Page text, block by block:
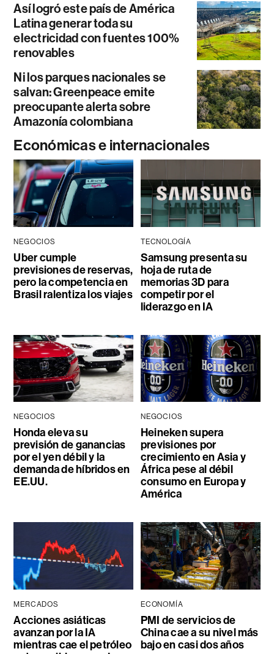
Así logró este país de América
Latina generar toda su
electricidad con fuentes 100%
renovables
Ni los parques nacionales se
salvan: Greenpeace emite
preocupante alerta sobre
Amazonía colombiana
Económicas e internacionales
NEGOCIOS
Uber cumple
previsiones de reservas,
pero la competencia en
Brasil ralentiza los viajes
TECNOLOGÍA
Samsung presenta su
hoja de ruta de
memorias 3D para
competir por el
liderazgo en IA
NEGOCIOS
Honda eleva su
previsión de ganancias
por el yen débil y la
demanda de híbridos en
EE.UU.
NEGOCIOS
Heineken supera
previsiones por
crecimiento en Asia y
África pese al débil
consumo en Europa y
América
MERCADOS
Acciones asiáticas
avanzan por la IA
mientras cae el petróleo
ECONOMÍA
PMI de servicios de
China cae a su nivel más
bajo en casi dos años